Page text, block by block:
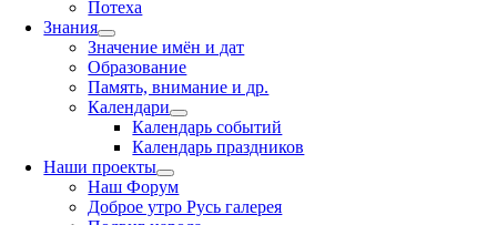
Потеха
Знания
Значение имён и дат
Образование
Память, внимание и др.
Календари
Календарь событий
Календарь праздников
Наши проекты
Наш Форум
Доброе утро Русь галерея